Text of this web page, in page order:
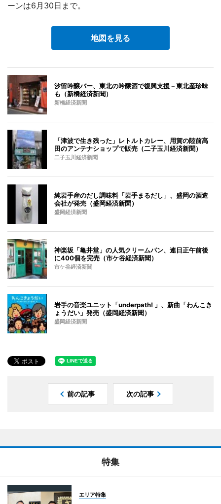
ーンは6月30日まで。
地図を見る
汐留吟醸バー、東北の吟醸酒で復興支援－東北産珍味
も（新橋経済新聞）
新橋経済新聞
「津波で生き残った」レトルトカレー、用賀の陸前高
田のアンテナショップで販売（二子玉川経済新聞）
二子玉川経済新聞
純岩手産のだし調味料「岩手まるだし」、盛岡の酒造
会社が発売（盛岡経済新聞）
盛岡経済新聞
神楽坂「亀井堂」の人気クリームパン、連日正午前後
に400個を完売（市ケ谷経済新聞）
市ケ谷経済新聞
岩手の音楽ユニット「underpath! 」、新曲「わんこき
ょうだい」発売（盛岡経済新聞）
盛岡経済新聞
前の記事 次の記事
特集
エリア特集